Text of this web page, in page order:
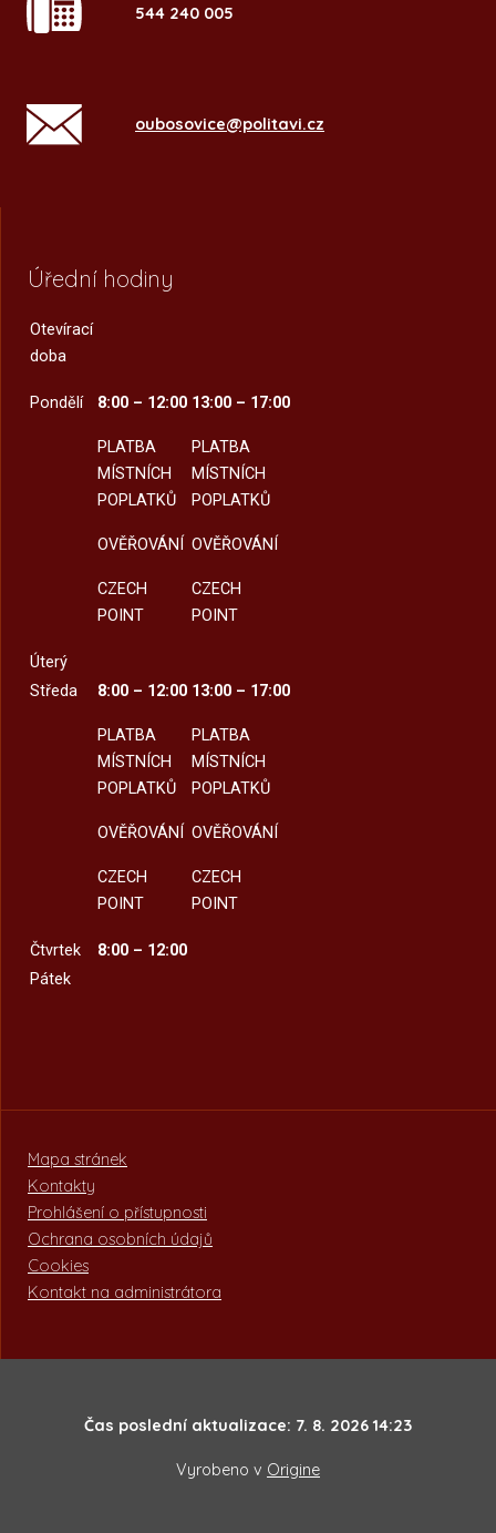
544 240 005
oubosovice@politavi.cz
Úřední hodiny
Otevírací
doba
Pondělí 8:00 – 12:00
PLATBA
MÍSTNÍCH
POPLATKŮ
OVĚŘOVÁNÍ
CZECH
POINT
13:00 – 17:00
PLATBA
MÍSTNÍCH
POPLATKŮ
OVĚŘOVÁNÍ
CZECH
POINT
Úterý
Středa
8:00 – 12:00
PLATBA
MÍSTNÍCH
POPLATKŮ
OVĚŘOVÁNÍ
CZECH
POINT
13:00 – 17:00
PLATBA
MÍSTNÍCH
POPLATKŮ
OVĚŘOVÁNÍ
CZECH
POINT
Čtvrtek
8:00 – 12:00
Pátek
Mapa stránek
Kontakty
Prohlášení o přístupnosti
Ochrana osobních údajů
Cookies
Kontakt na administrátora
Čas poslední aktualizace: 7. 8. 2026 14:23
Vyrobeno v Origine